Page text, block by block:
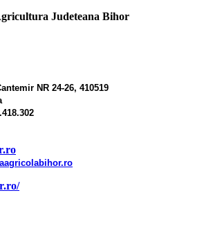
Judeteana Bihor
NR 24-26, 410519